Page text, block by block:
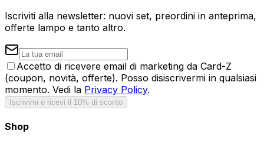
Iscriviti alla newsletter: nuovi set, preordini in anteprima,
offerte lampo e tanto altro.
Accetto di ricevere email di marketing da Card-Z
(coupon, novità, offerte). Posso disiscrivermi in qualsiasi
momento. Vedi la Privacy Policy.
Iscrivimi e ricevi il 10% di sconto
Shop